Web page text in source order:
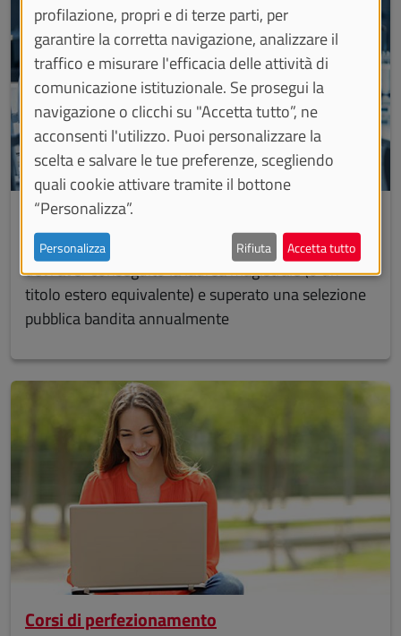
Dottorati di ricerca
I corsi di dottorato attivati in UniTo. Per accedervi
devi aver conseguito la laurea magistrale (o un
titolo estero equivalente) e superato una selezione
pubblica bandita annualmente
Corsi di perfezionamento
profilazione, propri e di terze parti, per
garantire la corretta navigazione, analizzare il
traffico e misurare l'efficacia delle attività di
comunicazione istituzionale. Se prosegui la
navigazione o clicchi su "Accetta tutto”, ne
acconsenti l'utilizzo. Puoi personalizzare la
scelta e salvare le tue preferenze, scegliendo
quali cookie attivare tramite il bottone
“Personalizza”.
Personalizza Rifiuta Accetta tutto